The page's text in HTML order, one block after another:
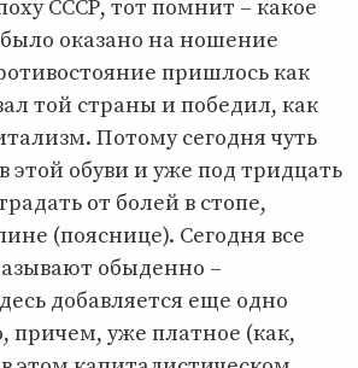
СССР, тот помнит – какое
оказано на ношение
пришлось как
той страны и победил, как
Потому сегодня чуть
этой обуви и уже под тридцать
от болей в стопе,
(пояснице). Сегодня все
обыденно –
добавляется еще одно
причем, уже платное (как,